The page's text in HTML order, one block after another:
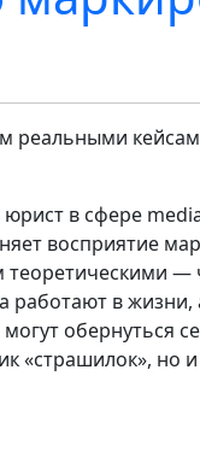
реальными
в сфере
восприятие
—
работают в
обернуться
«страшилок», но и